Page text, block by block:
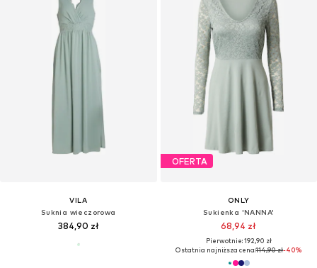
VILA
Suknia wieczorowa
384,90 zł
OFERTA
ONLY
Sukienka 'NANNA'
68,94 zł
Pierwotnie: 192,90 zł
Ostatnia najniższa cena:114,90 zł-40%